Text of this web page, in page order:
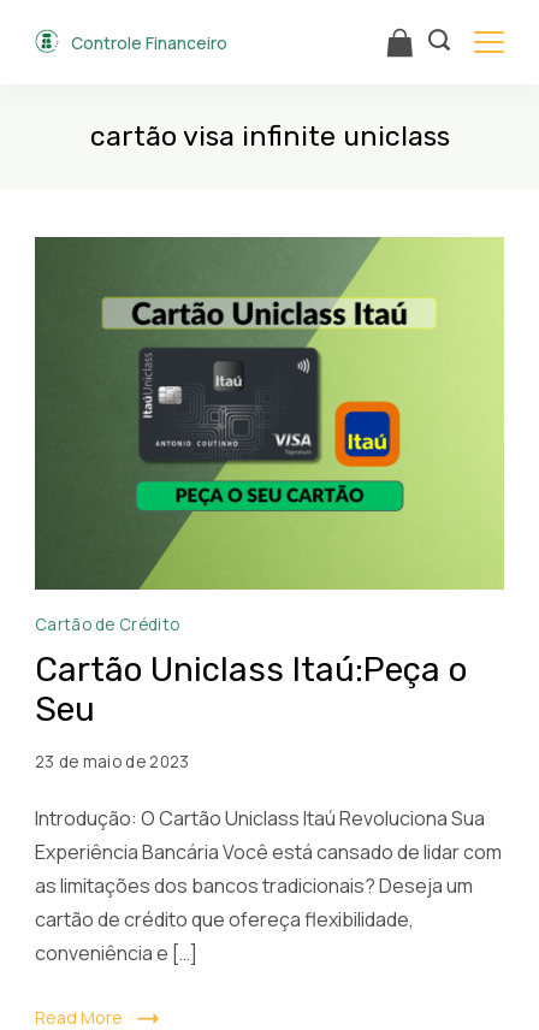
Controle Financeiro
cartão visa infinite uniclass
Cartão
Itaú
Cartão de Crédito
Cartão Uniclass Itaú:Peça o
Seu
23 de maio de 2023
Introdução: O Cartão Uniclass Itaú Revoluciona Sua
Experiência Bancária Você está cansado de lidar com
as limitações dos bancos tradicionais? Deseja um
cartão de crédito que ofereça flexibilidade,
conveniência e […]
Read More